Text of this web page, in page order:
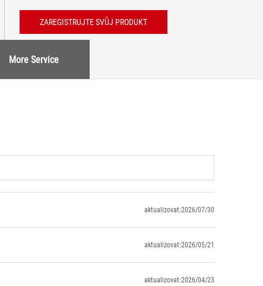
ZAREGISTRUJTE SVŮJ PRODUKT
More Service
aktualizovat:2026/07/30
aktualizovat:2026/05/21
aktualizovat:2026/04/23